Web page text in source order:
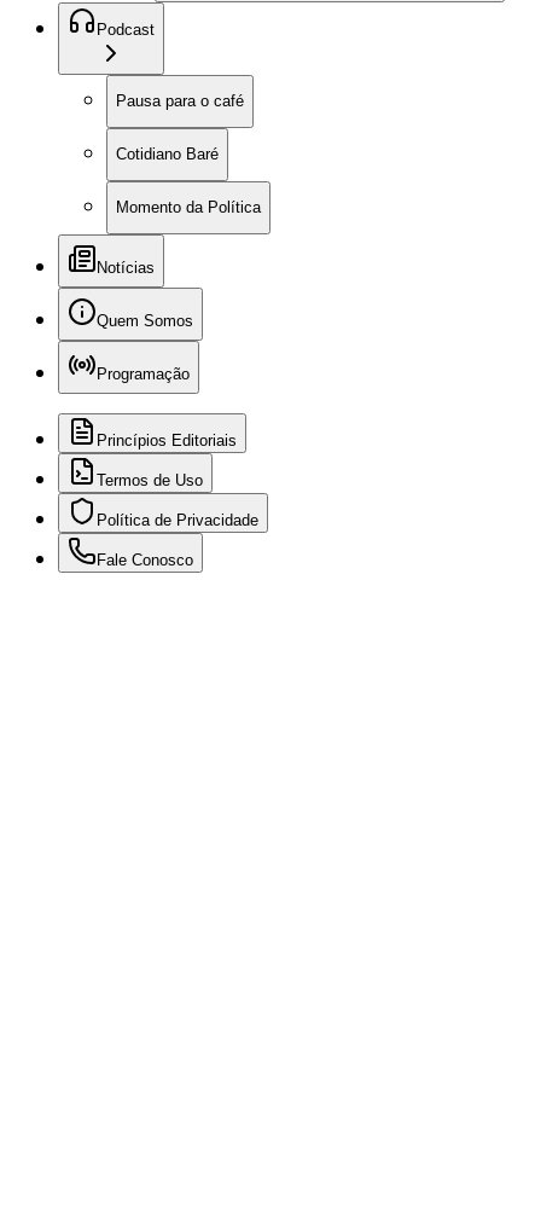
Podcast
Pausa para o café
Cotidiano Baré
Momento da Política
Notícias
Quem Somos
Programação
Princípios Editoriais
Termos de Uso
Política de Privacidade
Fale Conosco